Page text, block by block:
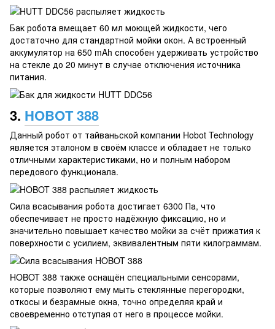
Бак робота вмещает 60 мл моющей жидкости, чего
достаточно для стандартной мойки окон. А встроенный
аккумулятор на 650 mAh способен удерживать устройство
на стекле до 20 минут в случае отключения источника
питания.
3. HOBOT 388
Данный робот от тайваньской компании Hobot Technology
является эталоном в своём классе и обладает не только
отличными характеристиками, но и полным набором
передового функционала.
Сила всасывания робота достигает 6300 Па, что
обеспечивает не просто надёжную фиксацию, но и
значительно повышает качество мойки за счёт прижатия к
поверхности с усилием, эквивалентным пяти килограммам.
HOBOT 388 также оснащён специальными сенсорами,
которые позволяют ему мыть стеклянные перегородки,
откосы и безрамные окна, точно определяя край и
своевременно отступая от него в процессе мойки.